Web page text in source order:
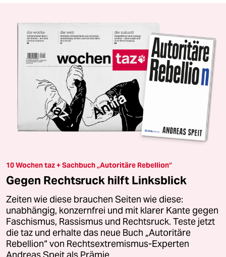
10 Wochen taz + Sachbuch „Autoritäre Rebellion“
Gegen Rechtsruck hilft Linksblick
Zeiten wie diese brauchen Seiten wie diese:
unabhängig, konzernfrei und mit klarer Kante gegen
Faschismus, Rassismus und Rechtsruck. Teste jetzt
die taz und erhalte das neue Buch „Autoritäre
Rebellion“ von Rechtsextremismus-Experten